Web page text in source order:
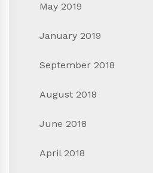
May 2019
January 2019
September 2018
August 2018
June 2018
April 2018